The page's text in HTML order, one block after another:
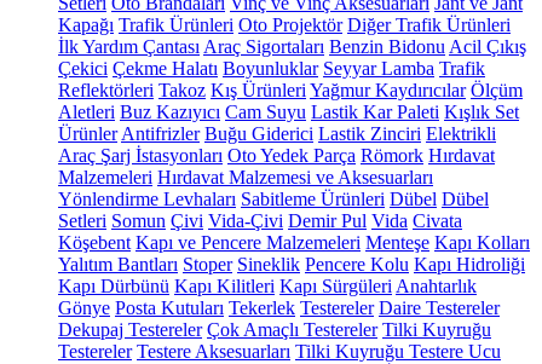
Kapağı Trafik Ürünleri Oto Projektör Diğer Trafik Ürünleri
İlk Yardım Çantası Araç Sigortaları Benzin Bidonu Acil Çıkış
Çekici Çekme Halatı Boyunluklar Seyyar Lamba Trafik
Reflektörleri Takoz Kış Ürünleri Yağmur Kaydırıcılar Ölçüm
Aletleri Buz Kazıyıcı Cam Suyu Lastik Kar Paleti Kışlık Set
Ürünler Antifrizler Buğu Giderici Lastik Zinciri Elektrikli
Araç Şarj İstasyonları Oto Yedek Parça Römork Hırdavat
Malzemeleri Hırdavat Malzemesi ve Aksesuarları
Yönlendirme Levhaları Sabitleme Ürünleri Dübel Dübel
Setleri Somun Çivi Vida-Çivi Demir Pul Vida Civata
Köşebent Kapı ve Pencere Malzemeleri Menteşe Kapı Kolları
Yalıtım Bantları Stoper Sineklik Pencere Kolu Kapı Hidroliği
Kapı Dürbünü Kapı Kilitleri Kapı Sürgüleri Anahtarlık
Gönye Posta Kutuları Tekerlek Testereler Daire Testereler
Dekupaj Testereler Çok Amaçlı Testereler Tilki Kuyruğu
Testereler Testere Aksesuarları Tilki Kuyruğu Testere Ucu